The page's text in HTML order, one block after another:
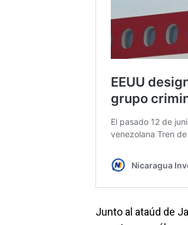
Junto al ataúd de